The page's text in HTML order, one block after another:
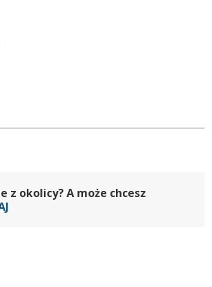
z okolicy? A może chcesz